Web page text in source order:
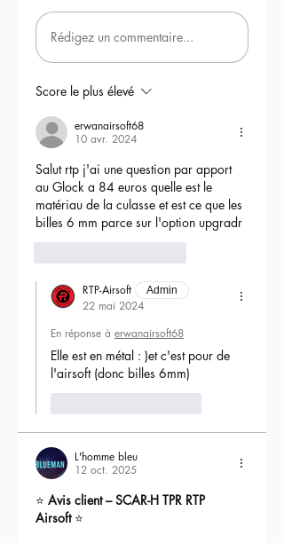
Rédigez un commentaire...
Score le plus élevé
erwanairsoft68
10 avr. 2024
Salut rtp j'ai une question par apport
au Glock a 84 euros quelle est le
matériau de la culasse et est ce que les
billes 6 mm parce sur l'option upgradr
RTP-Airsoft Admin
22 mai 2024
En réponse à erwanairsoft68
Elle est en métal : )et c'est pour de
l'airsoft (donc billes 6mm)
L'homme bleu
12 oct. 2025
⭐ Avis client – SCAR-H TPR RTP
Airsoft ⭐